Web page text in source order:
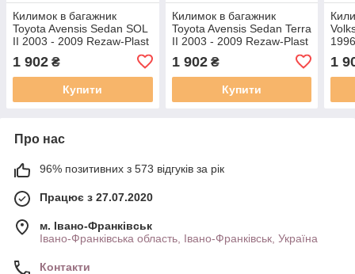
Килимок в багажник
Toyota Avensis Sedan SOL
II 2003 - 2009 Rezaw-Plast
1 902 ₴
Купити
Килимок в багажник
Toyota Avensis Sedan Terra
II 2003 - 2009 Rezaw-Plast
1 902₴
Купити
1
Про нас
96% позитивних з 573 відгуків за рік
Працює з 27.07.2020
м. Івано-Франківськ
Івано-Франківська область, Івано-Франківськ, Україна
Контакти